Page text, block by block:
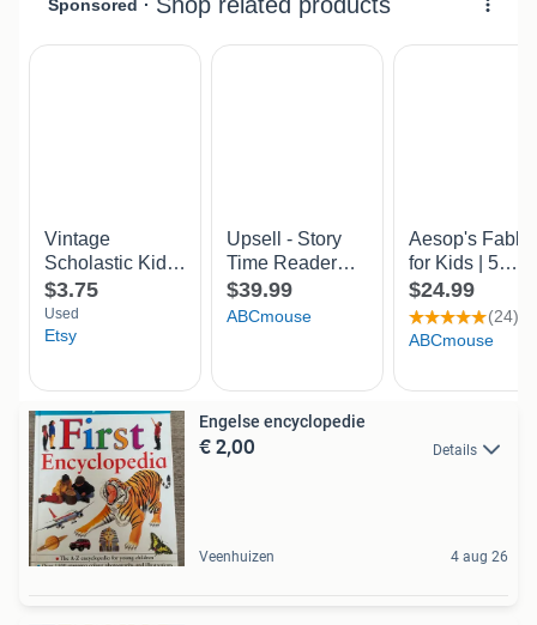
Engelse encyclopedie
€ 2,00 Details
Veenhuizen 4 aug 26